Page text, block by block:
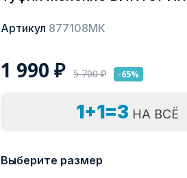
Артикул 877108МК
1 990 ₽ 5 700₽ -65%
1+1=3 НА ВСЁ
Выберите размер